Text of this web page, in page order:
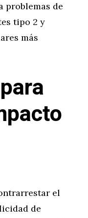
problemas de
tipo 2 y
más
el
de